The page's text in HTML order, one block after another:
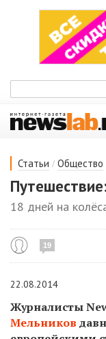
Статьи / Общество
18 дней на
19
22.08.2014
Журналисты
Мельников